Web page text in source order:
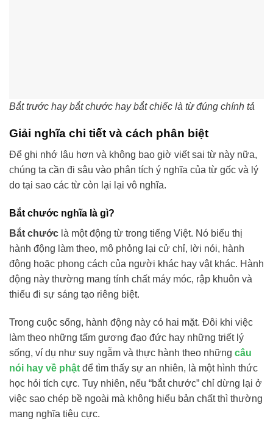
Bắt trước hay bắt chước hay bắt chiếc là từ đúng chính tả
Giải nghĩa chi tiết và cách phân biệt
Để ghi nhớ lâu hơn và không bao giờ viết sai từ này nữa,
chúng ta cần đi sâu vào phân tích ý nghĩa của từ gốc và lý
do tại sao các từ còn lại lại vô nghĩa.
Bắt chước nghĩa là gì?
Bắt chước là một động từ trong tiếng Việt. Nó biểu thị
hành động làm theo, mô phỏng lại cử chỉ, lời nói, hành
động hoặc phong cách của người khác hay vật khác. Hành
động này thường mang tính chất máy móc, rập khuôn và
thiếu đi sự sáng tạo riêng biệt.
Trong cuộc sống, hành động này có hai mặt. Đôi khi việc
làm theo những tấm gương đạo đức hay những triết lý
sống, ví dụ như suy ngẫm và thực hành theo những câu
nói hay về phật để tìm thấy sự an nhiên, là một hình thức
học hỏi tích cực. Tuy nhiên, nếu “bắt chước” chỉ dừng lại ở
việc sao chép bề ngoài mà không hiểu bản chất thì thường
mang nghĩa tiêu cực.